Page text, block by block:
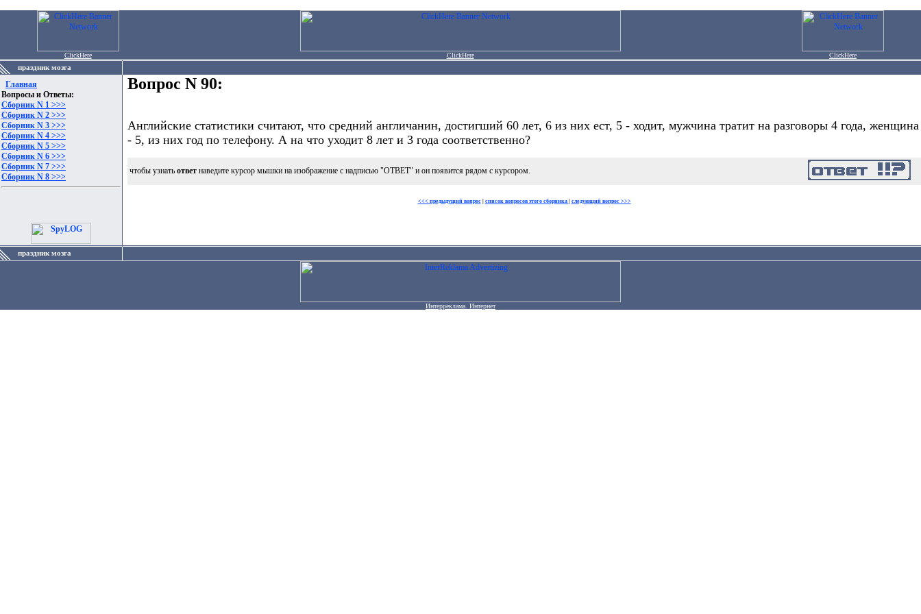
ClickHere ClickHere
ClickHere
праздник мозга
Главная
Вопросы и Ответы:
Сборник N 1 >>>
Сборник N 2 >>>
Сборник N 3 >>>
Сборник N 4 >>>
Сборник N 5 >>>
Сборник N 6 >>>
Сборник N 7 >>>
Сборник N 8 >>>
Вопрос N 90:
Английские статистики считают, что средний англичанин, достигший 60 лет, 6 из них ест, 5 - ходит, мужчина тратит на разговоры 4 года, женщина
- 5, из них год по телефону. А на что уходит 8 лет и 3 года соответственно?
чтобы узнать ответ наведите курсор мышки на изображение с надписью "ОТВЕТ" и он появится рядом с курсором.
<<< предыдущий вопрос| список вопросов этого сборника следующий вопрос >>>
праздник мозга
Интерреклама. Интернет